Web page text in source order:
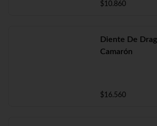
$10.860
Diente De
Camarón
$16.560